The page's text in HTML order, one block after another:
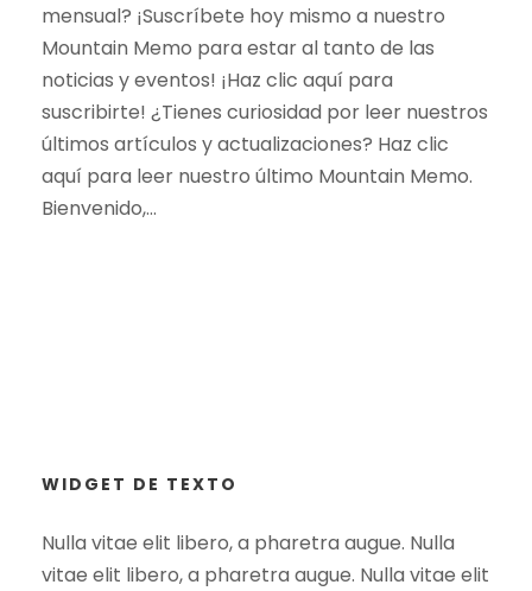
mensual? ¡Suscríbete hoy mismo a nuestro
Mountain Memo para estar al tanto de las
noticias y eventos! ¡Haz clic aquí para
suscribirte! ¿Tienes curiosidad por leer nuestros
últimos artículos y actualizaciones? Haz clic
aquí para leer nuestro último Mountain Memo.
Bienvenido,...
WIDGET DE TEXTO
Nulla vitae elit libero, a pharetra augue. Nulla
vitae elit libero, a pharetra augue. Nulla vitae elit